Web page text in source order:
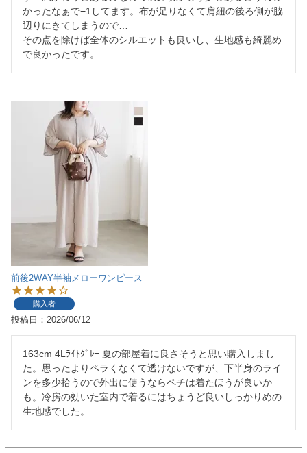
かったなぁで−1してます。布が足りなくて肩紐の後ろ側が脇
辺りにきてしまうので…
その点を除けば全体のシルエットも良いし、生地感も綺麗め
で良かったです。
前後2WAY半袖メローワンピース
購入者
投稿日 2026/06/12
163cm 4Lﾗｲﾄｸﾞﾚｰ 夏の部屋着に良さそうと思い購入しまし
た。思ったよりペラくなくて透けないですが、下半身のライ
ンを多少拾うので外出に使うならペチは着たほうが良いか
も。冷房の効いた室内で着るにはちょうど良いしっかりめの
生地感でした。